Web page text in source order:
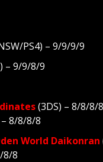
PS4) – 9/9/9/9
– 9/9/8/9
(3DS) – 8/8/8/8
8/8/8/8
World Daikonran
8/8